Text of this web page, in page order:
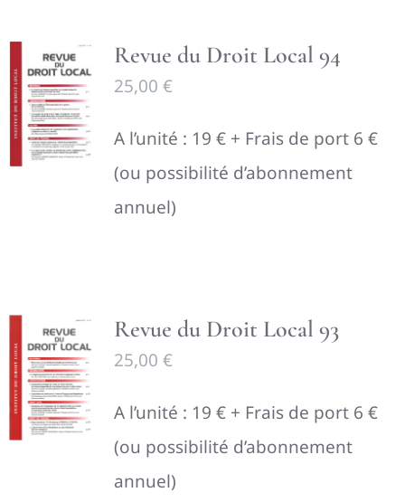
Revue du Droit Local 94
25,00 €
A l’unité : 19 € + Frais de port 6 €
(ou possibilité d’abonnement
annuel)
Revue du Droit Local 93
25,00 €
A l’unité : 19 € + Frais de port 6 €
(ou possibilité d’abonnement
annuel)